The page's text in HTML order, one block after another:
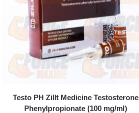
Testo PH Zillt Medicine Testosterone
Phenylpropionate (100 mg/ml)